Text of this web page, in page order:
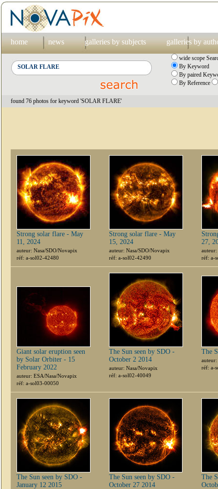
home news galleries by subjects galleries by
wide scope
By Keyword
By paired
By Reference
found 76 photos for keyword 'SOLAR FLARE'
Strong solar flare - May
11, 2024
auteur: Nasa/SDO/Novapix
réf: a-sol02-42480
Strong solar flare - May
15, 2024
auteur: Nasa/SDO/Novapix
réf: a-sol02-42490
27,
réf: a-
Giant solar eruption seen
by Solar Orbiter - 15
February 2022
auteur: ESA/Nasa/Novapix
réf: a-sol03-00050
The Sun seen by SDO -
October 2 2014
auteur: Nasa/Novapix
réf: a-sol02-40049
The
réf: a-
The Sun seen by SDO -
January 12 2015
The Sun seen by SDO -
October 27 2014
The